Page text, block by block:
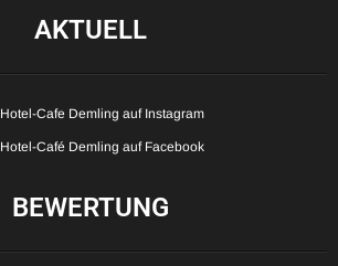
AKTUELL
Hotel-Cafe Demling auf Instagram
Hotel-Café Demling auf Facebook
BEWERTUNG